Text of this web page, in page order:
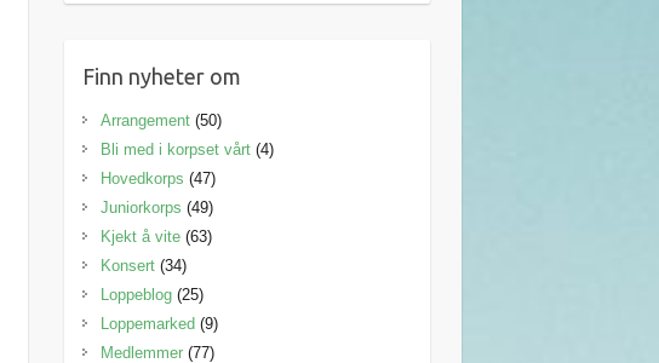
Finn nyheter om
Arrangement(50)
Bli med i korpset vårt(4)
Hovedkorps (47)
Juniorkorps (49)
Kjekt å vite(63)
Konsert(34)
Loppeblog(25)
Loppemarked (9)
Medlemmer(77)